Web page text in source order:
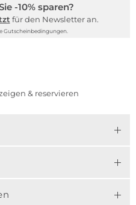
-10% sparen?
für den Newsletter an.
Gutscheinbedingungen.
& reservieren